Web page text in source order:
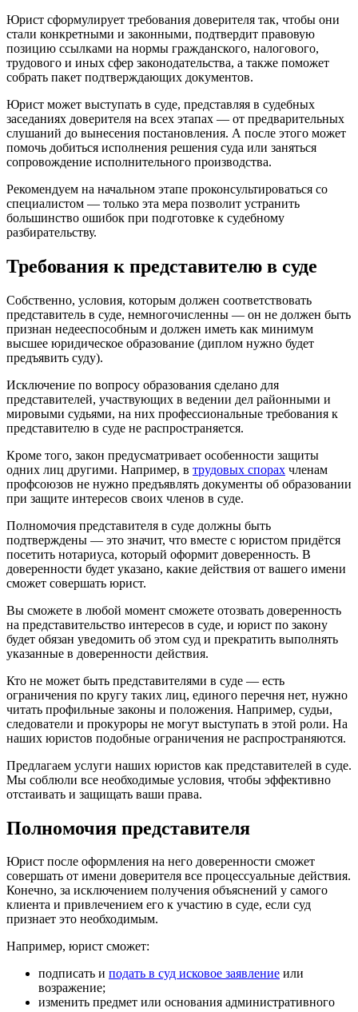
Юрист сформулирует требования доверителя так, чтобы они
стали конкретными и законными, подтвердит правовую
позицию ссылками на нормы гражданского, налогового,
трудового и иных сфер законодательства, а также поможет
собрать пакет подтверждающих документов.
Юрист может выступать в суде, представляя в судебных
заседаниях доверителя на всех этапах — от предварительных
слушаний до вынесения постановления. А после этого может
помочь добиться исполнения решения суда или заняться
сопровождение исполнительного производства.
Рекомендуем на начальном этапе проконсультироваться со
специалистом — только эта мера позволит устранить
большинство ошибок при подготовке к судебному
разбирательству.
Требования к представителю в суде
Собственно, условия, которым должен соответствовать
представитель в суде, немногочисленны — он не должен быть
признан недееспособным и должен иметь как минимум
высшее юридическое образование (диплом нужно будет
предъявить суду).
Исключение по вопросу образования сделано для
представителей, участвующих в ведении дел районными и
мировыми судьями, на них профессиональные требования к
представителю в суде не распространяется.
Кроме того, закон предусматривает особенности защиты
одних лиц другими. Например, в трудовых спорах членам
профсоюзов не нужно предъявлять документы об образовании
при защите интересов своих членов в суде.
Полномочия представителя в суде должны быть
подтверждены — это значит, что вместе с юристом придётся
посетить нотариуса, который оформит доверенность. В
доверенности будет указано, какие действия от вашего имени
сможет совершать юрист.
Вы сможете в любой момент сможете отозвать доверенность
на представительство интересов в суде, и юрист по закону
будет обязан уведомить об этом суд и прекратить выполнять
указанные в доверенности действия.
Кто не может быть представителями в суде — есть
ограничения по кругу таких лиц, единого перечня нет, нужно
читать профильные законы и положения. Например, судьи,
следователи и прокуроры не могут выступать в этой роли. На
наших юристов подобные ограничения не распространяются.
Предлагаем услуги наших юристов как представителей в суде.
Мы соблюли все необходимые условия, чтобы эффективно
отстаивать и защищать ваши права.
Полномочия представителя
Юрист после оформления на него доверенности сможет
совершать от имени доверителя все процессуальные действия.
Конечно, за исключением получения объяснений у самого
клиента и привлечением его к участию в суде, если суд
признает это необходимым.
Например, юрист сможет:
подписать и подать в суд исковое заявление или
возражение;
изменить предмет или основания административного